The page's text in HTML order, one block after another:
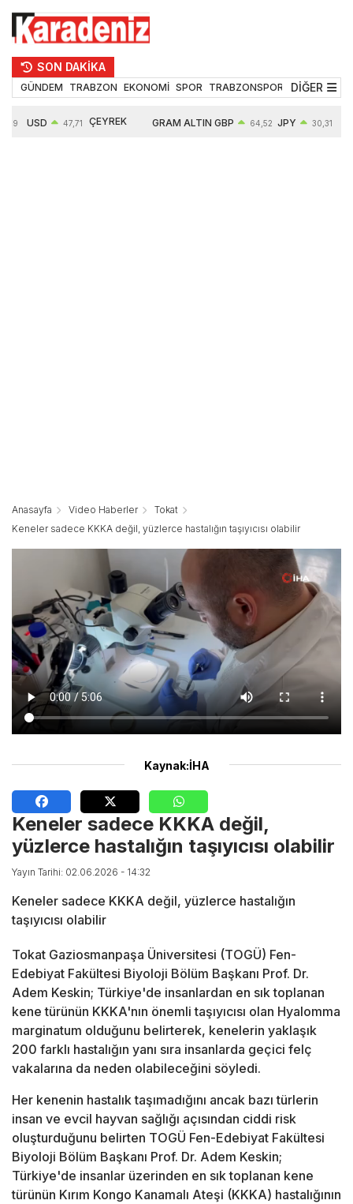
SON DAKİKA
GÜNDEM TRABZON EKONOMİ SPOR TRABZONSPOR TEKNOLOJİ
DİĞER
USD 47,71 ÇEYREK GRAM ALTIN GBP 64,52 JPY 30,31 EUR
Anasayfa Video Haberler
Tokat
Keneler sadece KKKA değil, yüzlerce hastalığın taşıyıcısı olabilir
Kaynak:İHA
Keneler sadece KKKA değil,
yüzlerce hastalığın taşıyıcısı olabilir
Yayın Tarihi: 02.06.2026 - 14:32
Keneler sadece KKKA değil, yüzlerce hastalığın
taşıyıcısı olabilir
Tokat Gaziosmanpaşa Üniversitesi (TOGÜ) Fen-
Edebiyat Fakültesi Biyoloji Bölüm Başkanı Prof. Dr.
Adem Keskin; Türkiye'de insanlardan en sık toplanan
kene türünün KKKA'nın önemli taşıyıcısı olan Hyalomma
marginatum olduğunu belirterek, kenelerin yaklaşık
200 farklı hastalığın yanı sıra insanlarda geçici felç
vakalarına da neden olabileceğini söyledi.
Her kenenin hastalık taşımadığını ancak bazı türlerin
insan ve evcil hayvan sağlığı açısından ciddi risk
oluşturduğunu belirten TOGÜ Fen-Edebiyat Fakültesi
Biyoloji Bölüm Başkanı Prof. Dr. Adem Keskin;
Türkiye'de insanlar üzerinden en sık toplanan kene
türünün Kırım Kongo Kanamalı Ateşi (KKKA) hastalığının